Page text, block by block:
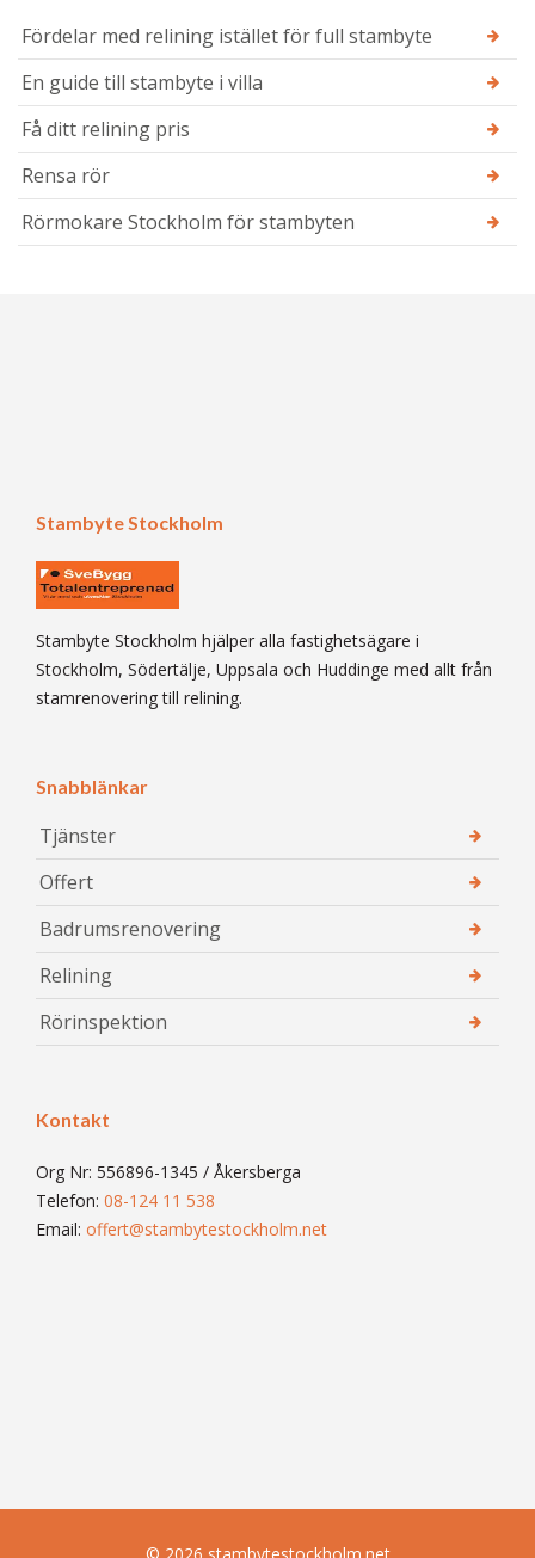
Fördelar med relining istället för full stambyte
En guide till stambyte i villa
Få ditt relining pris
Rensa rör
Rörmokare Stockholm för stambyten
Stambyte Stockholm
Stambyte Stockholm hjälper alla fastighetsägare i
Stockholm, Södertälje, Uppsala och Huddinge med allt från
stamrenovering till relining.
Snabblänkar
Tjänster
Offert
Badrumsrenovering
Relining
Rörinspektion
Kontakt
Org Nr: 556896-1345 / Åkersberga
Telefon: 08-124 11 538
Email: offert@stambytestockholm.net